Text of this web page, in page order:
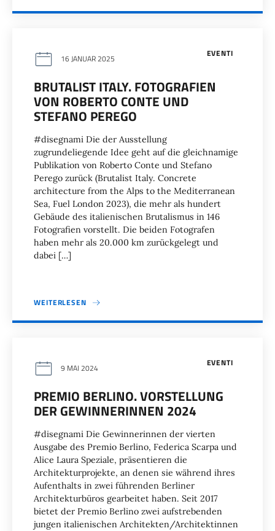
EVENTI
16 JANUAR 2025
BRUTALIST ITALY. FOTOGRAFIEN
VON ROBERTO CONTE UND
STEFANO PEREGO
#disegnami Die der Ausstellung
zugrundeliegende Idee geht auf die gleichnamige
Publikation von Roberto Conte und Stefano
Perego zurück (Brutalist Italy. Concrete
architecture from the Alps to the Mediterranean
Sea, Fuel London 2023), die mehr als hundert
Gebäude des italienischen Brutalismus in 146
Fotografien vorstellt. Die beiden Fotografen
haben mehr als 20.000 km zurückgelegt und
dabei […]
WEITERLESEN
EVENTI
9 MAI 2024
PREMIO BERLINO. VORSTELLUNG
DER GEWINNERINNEN 2024
#disegnami Die Gewinnerinnen der vierten
Ausgabe des Premio Berlino, Federica Scarpa und
Alice Laura Speziale, präsentieren die
Architekturprojekte, an denen sie während ihres
Aufenthalts in zwei führenden Berliner
Architekturbüros gearbeitet haben. Seit 2017
bietet der Premio Berlino zwei aufstrebenden
jungen italienischen Architekten/Architektinnen